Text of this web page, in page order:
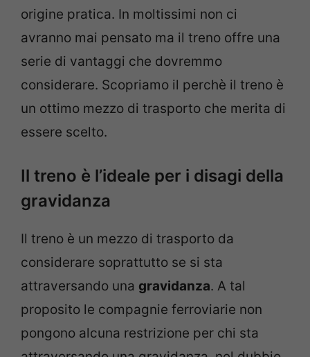
origine pratica. In moltissimi non ci
avranno mai pensato ma il treno offre una
serie di vantaggi che dovremmo
considerare. Scopriamo il perchè il treno è
un ottimo mezzo di trasporto che merita di
essere scelto.
Il treno è l’ideale per i disagi della
gravidanza
Il treno è un mezzo di trasporto da
considerare soprattutto se si sta
attraversando una gravidanza. A tal
proposito le compagnie ferroviarie non
pongono alcuna restrizione per chi sta